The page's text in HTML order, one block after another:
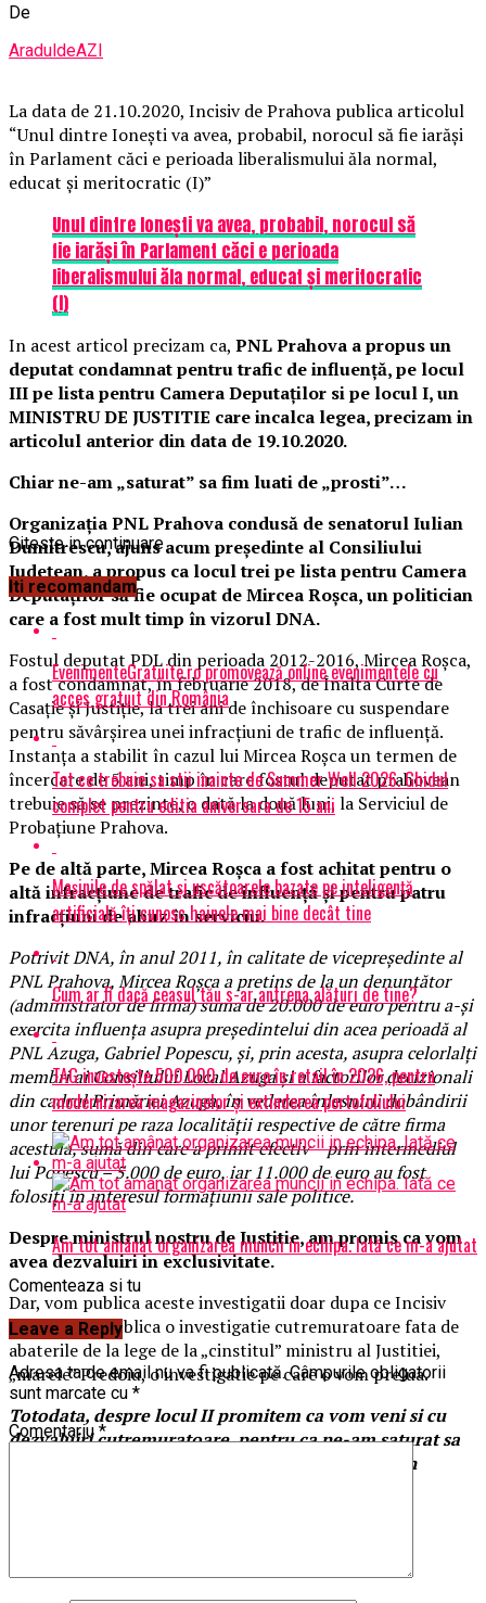
De
AraduldeAZI
La data de 21.10.2020, Incisiv de Prahova publica articolul
“Unul dintre Ionești va avea, probabil, norocul să fie iarăși
în Parlament căci e perioada liberalismului ăla normal,
educat și meritocratic (I)”
Unul dintre Ionești va avea, probabil, norocul să
fie iarăși în Parlament căci e perioada
liberalismului ăla normal, educat și meritocratic
(I)
In acest articol precizam ca, PNL Prahova a propus un
deputat condamnat pentru trafic de influență, pe locul
III pe lista pentru Camera Deputaților si pe locul I, un
MINISTRU DE JUSTITIE care incalca legea, precizam in
articolul anterior din data de 19.10.2020.
Chiar ne-am „saturat” sa fim luati de „prosti”…
Organizația PNL Prahova condusă de senatorul Iulian
Dumitrescu, ajuns acum președinte al Consiliului
Județean, a propus ca locul trei pe lista pentru Camera
Deputaților să fie ocupat de Mircea Roșca, un politician
care a fost mult timp în vizorul DNA.
Fostul deputat PDL din perioada 2012-2016, Mircea Roşca,
a fost condamnat, în februarie 2018, de Înalta Curte de
Casaţie şi Justiţie, la trei ani de închisoare cu suspendare
pentru săvârşirea unei infracţiuni de trafic de influenţă.
Instanţa a stabilit în cazul lui Mircea Roşca un termen de
încercare de 5 ani, timp în care fostul deputat prahovean
trebuie să se prezinte, o dată la două luni, la Serviciul de
Probaţiune Prahova.
Pe de altă parte, Mircea Roşca a fost achitat pentru o
altă infracţiune de trafic de influenţă şi pentru patru
infracţiuni de abuz în serviciu.
Potrivit DNA, în anul 2011, în calitate de vicepreşedinte al
PNL Prahova, Mircea Roşca a pretins de la un denunţător
(administrator de firmă) suma de 20.000 de euro pentru a-şi
exercita influenţa asupra preşedintelui din acea perioadă al
PNL Azuga, Gabriel Popescu, şi, prin acesta, asupra celorlalţi
membri ai Consiliului Local Azuga şi a factorilor decizionali
din cadrul Primăriei Azuga, în vederea înlesnirii dobândirii
unor terenuri pe raza localităţii respective de către firma
acestuia, sumă din care a primit efectiv – prin intermediul
lui Popescu – 5.000 de euro, iar 11.000 de euro au fost
folosiţi în interesul formaţiunii sale politice.
Despre ministrul nostru de Justitie, am promis ca vom
avea dezvaluiri in exclusivitate.
Dar, vom publica aceste investigatii doar dupa ce Incisiv
National va publica o investigatie cutremuratoare fata de
abaterile de la lege de la „cinstitul” ministru al Justitiei,
„marele” Predoiu, o investigatie pe care o vom prelua.
Totodata, despre locul II promitem ca vom veni si cu
dezvaluiri cutremuratoare, pentru ca ne-am saturat sa
fim luati de „prosti” atat noi – cat si alegatorii din
Citeste in continuare
Iti recomandam
EvenimenteGratuite.ro promovează online evenimentele cu
acces gratuit din România
Tot ce trebuie sa stii inainte de Summer Well 2026. Ghidul
complet pentru editia aniversara de 15 ani
Mașinile de spălat și uscătoarele bazate pe inteligență
artificială îți cunosc hainele mai bine decât tine
Cum ar fi dacă ceasul tău s-ar antrena alături de tine?
TAG investește 500.000 de euro în retail în 2026, pentru
modernizarea magazinelor și extinderea portofoliului
Am tot amânat organizarea muncii in echipa. Iată ce m-a ajutat
Comenteaza si tu
Leave a Reply
Adresa ta de email nu va fi publicată. Câmpurile obligatorii
sunt marcate cu *
Comentariu *